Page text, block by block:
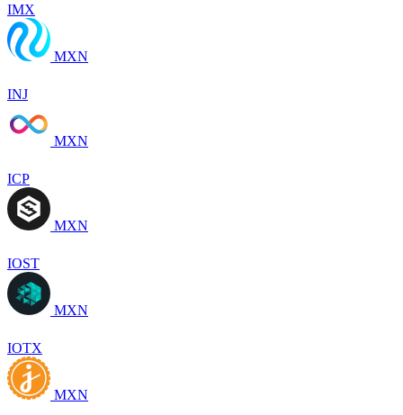
IMX
MXN
INJ
MXN
ICP
MXN
IOST
MXN
IOTX
MXN